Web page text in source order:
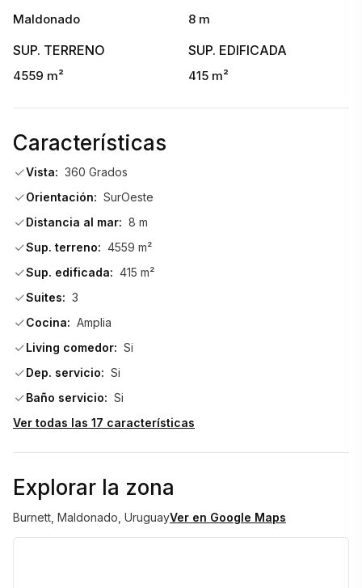
    • Baño completo adicional
    • Cocina definida, muy amplia y luminosa
    • Lavadero y dependencia de servicio con baño
    • Living comedor con estufa a leña
    • Techos muy altos y ambientes amplios en toda la casa
    • Aire acondicionado en todos los ambientes
    • Calefacción central por radiadores
Exterior:
    • Piscina de 50 m²
Maldonado 8 m
SUP. TERRENO
4559 m²
SUP. EDIFICADA
415 m²
Características
Vista: 360 Grados
Orientación: SurOeste
Distancia al mar: 8 m
Sup. terreno: 4559 m²
Sup. edificada: 415 m²
Suites: 3
Cocina: Amplia
Living comedor: Si
Dep. servicio: Si
Baño servicio: Si
Ver todas las 17 características
Explorar la zona
Burnett, Maldonado, UruguayVer en Google Maps